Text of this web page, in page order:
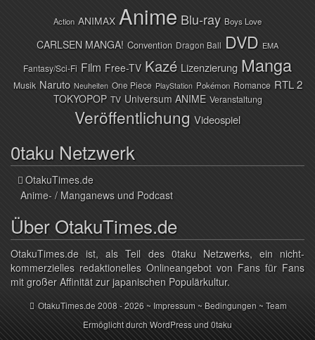
Action ANIMAX Anime Blu-ray Boys Love
CARLSEN MANGA! Convention Dragon Ball DVD EMA
Fantasy/Sci-Fi Film Free-TV Kazé Lizenzierung Manga
Musik Naruto Neuheiten One Piece PlayStation Pokémon Romance RTL 2
TOKYOPOP TV Universum ANIME Veranstaltung
Veröffentlichung Videospiel
0taku Netzwerk
OtakuTimes.de
Anime- / Manganews und Podcast
Über OtakuTimes.de
OtakuTimes.de ist, als Teil des 0taku Netzwerks, ein nicht-
kommerzielles redaktionelles Onlineangebot von Fans für Fans
mit großer Affinität zur japanischen Populärkultur.
OtakuTimes.de2008 - 2026 ~ Impressum ~ Bedingungen ~Team
Ermöglicht durchWordPressund0taku